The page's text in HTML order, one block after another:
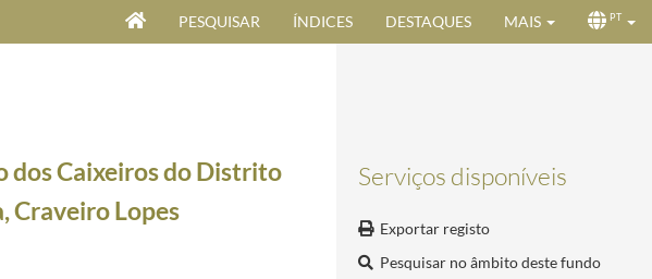
PESQUISAR ÍNDICES DESTAQUES MAIS PT
Serviços disponíveis
Exportar registo
Pesquisar no âmbito deste fundo
dos Caixeiros do Distrito
Craveiro Lopes